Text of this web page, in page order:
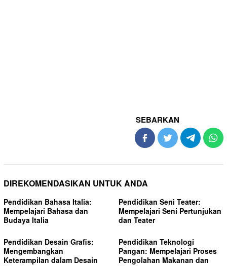
SEBARKAN
DIREKOMENDASIKAN UNTUK ANDA
Pendidikan Bahasa Italia:
Mempelajari Bahasa dan
Budaya Italia
Pendidikan Seni Teater:
Mempelajari Seni Pertunjukan
dan Teater
Pendidikan Desain Grafis:
Mengembangkan
Keterampilan dalam Desain
Pendidikan Teknologi
Pangan: Mempelajari Proses
Pengolahan Makanan dan